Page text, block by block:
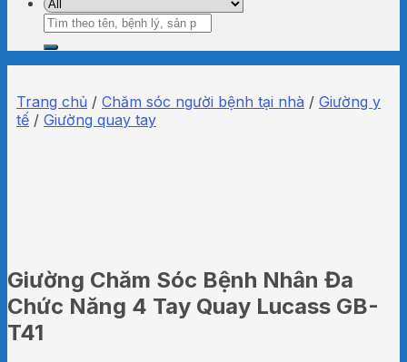
Tìm
kiếm:
Trang chủ / Chăm sóc người bệnh tại nhà / Giường y
tế / Giường quay tay
Giường Chăm Sóc Bệnh Nhân Đa
Chức Năng 4 Tay Quay Lucass GB-
T41